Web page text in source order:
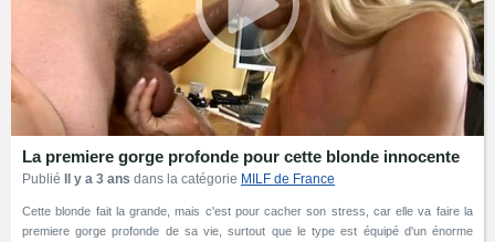
La premiere gorge profonde pour cette blonde innocente
Publié Il y a 3 ans dans la catégorie MILF de France
Cette blonde fait la grande, mais c'est pour cacher son stress, car elle va faire la
premiere gorge profonde de sa vie, surtout que le type est équipé d'un énorme